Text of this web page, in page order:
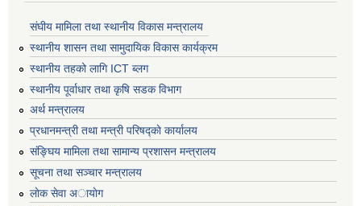
संघीय मामिला तथा स्थानीय विकास मन्त्रालय
स्थानीय शासन तथा सामुदायिक विकास कार्यक्रम
स्थानीय तहको लागि ICT ब्लग
स्थानीय पूर्वाधार तथा कृषि सडक विभाग
अर्थ मन्त्रालय
प्रधानमन्त्री तथा मन्त्री परिषद्काे कार्यालय
संङ्घिय मामिला तथा सामान्य प्रशासन मन्त्रालय
सूचना तथा सञ्चार मन्त्रालय
लाेक सेवा अायाेग